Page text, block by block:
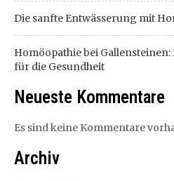
Die sanfte Entwässerung mit
Homöopathie bei
für die Gesundheit
Neueste Kommentare
Es sind keine Kommentare
Archiv